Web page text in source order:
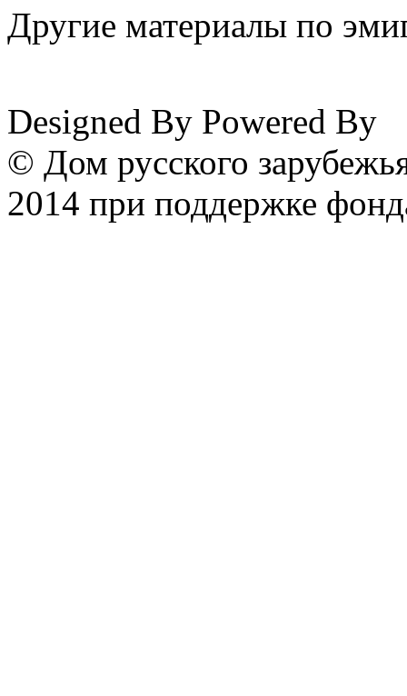
Другие материалы по
Designed By Powered By
© Дом русского
2014 при поддержке